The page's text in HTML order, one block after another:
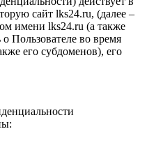
сайт lks24.ru, (далее –
имени lks24.ru (а также
Пользователе во время
его субдоменов), его